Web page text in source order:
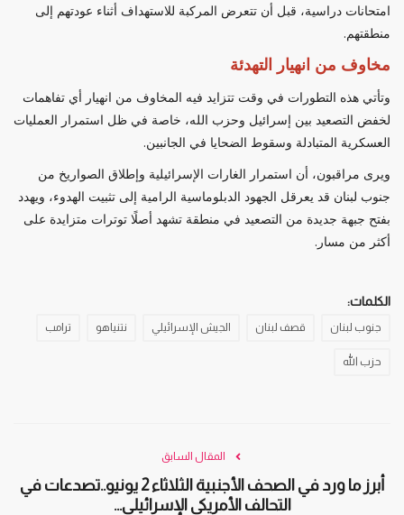
امتحانات دراسية، قبل أن تتعرض المركبة للاستهداف أثناء عودتهم إلى
منطقتهم.
مخاوف من انهيار التهدئة
وتأتي هذه التطورات في وقت تتزايد فيه المخاوف من انهيار أي تفاهمات
لخفض التصعيد بين إسرائيل وحزب الله، خاصة في ظل استمرار العمليات
العسكرية المتبادلة وسقوط الضحايا في الجانبين.
ويرى مراقبون، أن استمرار الغارات الإسرائيلية وإطلاق الصواريخ من
جنوب لبنان قد يعرقل الجهود الدبلوماسية الرامية إلى تثبيت الهدوء، ويهدد
بفتح جبهة جديدة من التصعيد في منطقة تشهد أصلًا توترات متزايدة على
أكثر من مسار.
الكلمات:
جنوب لبنان قصف لبنان الجيش الإسرائيلي نتنياهو ترامب
حزب الله
المقال السابق
أبرز ما ورد في الصحف الأجنبية الثلاثاء 2 يونيو..تصدعات في
التحالف الأمريكي الإسرائيلي...